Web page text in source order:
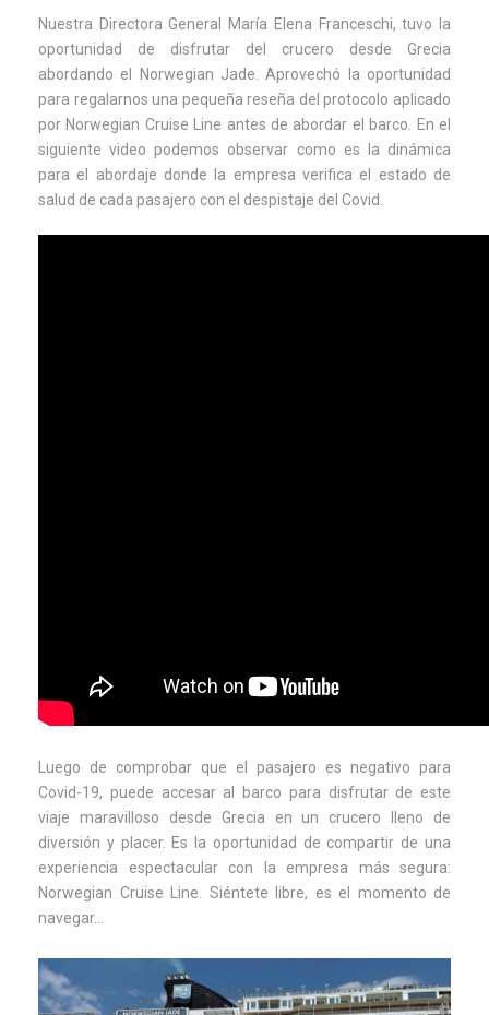
Nuestra Directora General María Elena Franceschi, tuvo la
oportunidad de disfrutar del crucero desde Grecia
abordando el Norwegian Jade. Aprovechó la oportunidad
para regalarnos una pequeña reseña del protocolo aplicado
por Norwegian Cruise Line antes de abordar el barco. En el
siguiente video podemos observar como es la dinámica
para el abordaje donde la empresa verifica el estado de
salud de cada pasajero con el despistaje del Covid.
Luego de comprobar que el pasajero es negativo para
Covid-19, puede accesar al barco para disfrutar de este
viaje maravilloso desde Grecia en un crucero lleno de
diversión y placer. Es la oportunidad de compartir de una
experiencia espectacular con la empresa más segura:
Norwegian Cruise Line. Siéntete libre, es el momento de
navegar…